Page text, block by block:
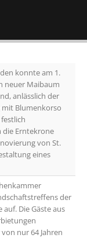
konnte am 1.
neuer Maibaum
anlässlich der
mit Blumenkorso
die Erntekrone
von St.
eines
der
Die Gäste aus
nur 64 Jahren